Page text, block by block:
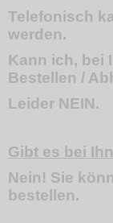
Telefonisch
werden.
Kann ich, bei
Bestellen /
Leider NEIN.
Gibt es bei
Nein! Sie
bestellen.